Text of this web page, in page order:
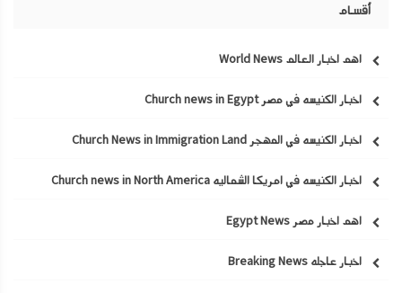
أقسام
اهم اخبار العالم World News
اخبار الكنيسه في مصر Church news in Egypt
اخبار الكنيسه في المهجر Church News in Immigration Land
اخبار الكنيسه في امريكا الشماليه Church news in North America
اهم اخبار مصر Egypt News
اخبار عاجله Breaking News